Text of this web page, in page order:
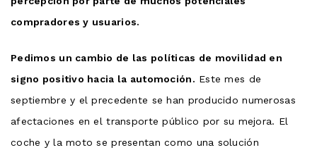
compradores y usuarios.
Pedimos un cambio de las políticas de movilidad en
signo positivo hacia la automoción. Este mes de
septiembre y el precedente se han producido numerosas
afectaciones en el transporte público por su mejora. El
coche y la moto se presentan como una solución